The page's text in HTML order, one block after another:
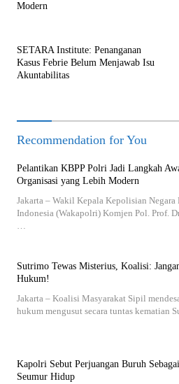
Modern
SETARA Institute: Penanganan
Kasus Febrie Belum Menjawab Isu
Akuntabilitas
Recommendation for You
Pelantikan KBPP Polri Jadi Langkah
Organisasi yang Lebih Modern
Jakarta – Wakil Kepala Kepolisian
Indonesia (Wakapolri) Komjen Pol. Prof.
…
Sutrimo Tewas Misterius, Koalisi:
Hukum!
Jakarta – Koalisi Masyarakat Sipil
hukum mengusut secara tuntas kematian
Kapolri Sebut Perjuangan Buruh
Seumur Hidup